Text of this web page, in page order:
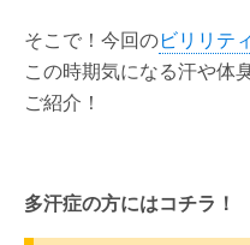
そこで！今回のビリリテ
この時期気になる汗や体
ご紹介！
多汗症の方にはコチラ！